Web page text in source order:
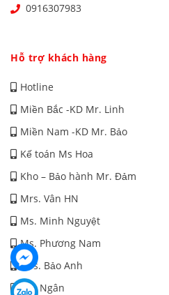
0916307983
Hỗ trợ khách hàng
Hotline
Miền Bắc -KD Mr. Linh
Miền Nam -KD Mr. Bảo
Kế toán Ms Hoa
Kho – Bảo hành Mr. Đảm
Mrs. Vân HN
Ms. Minh Nguyệt
Ms. Phương Nam
Mrs. Bảo Anh
Ms. Ngân